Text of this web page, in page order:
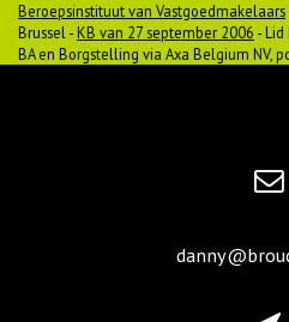
Beroepsinstituut van Vastgoedmakelaars
Brussel -KB van 27 september 2006 - Lid
BA en Borgstelling via Axa Belgium NV,